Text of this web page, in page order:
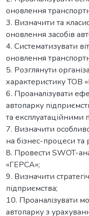
оновлення
3. Визначити та
оновлення засобів
4. Систематизувати
оновлення
5. Розглянути
характеристику ТОВ
6. Проаналізувати
автопарку
та експлуатаційними
7. Визначити
на бізнес-процеси та
8. Провести SWOT-
«ГЕРСА»;
9. Визначити
підприємства;
10. Проаналізувати
автопарку з